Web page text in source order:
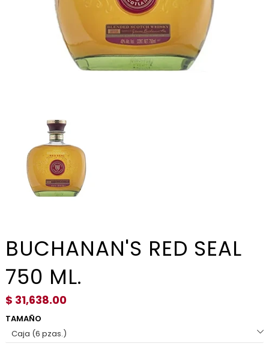
BUCHANAN'S RED SEAL
750 ML.
$ 31,638.00
TAMAÑO